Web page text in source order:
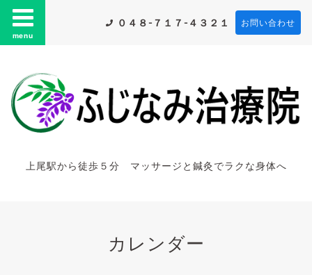
menu
０４８-７１７-４３２１ お問い合わせ
上尾駅から徒歩５分 マッサージと鍼灸でラクな身体へ
カレンダー